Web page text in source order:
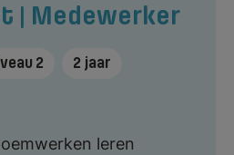
| Medewerker
2 2 jaar
leren